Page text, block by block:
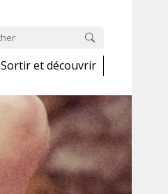
Sortir et découvrir